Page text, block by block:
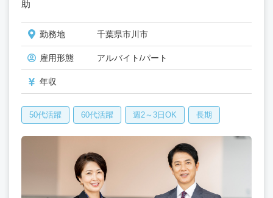
助
勤務地 千葉県市川市
雇用形態 アルバイト/パート
年収
50代活躍 60代活躍 週2～3日OK 長期